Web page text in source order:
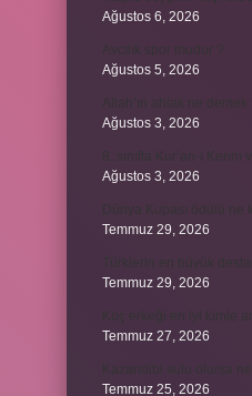
Ağustos 6, 2026
Ağustos 5, 2026
Ağustos 3, 2026
Ağustos 3, 2026
Temmuz 29, 2026
Temmuz 29, 2026
Temmuz 27, 2026
Temmuz 25, 2026